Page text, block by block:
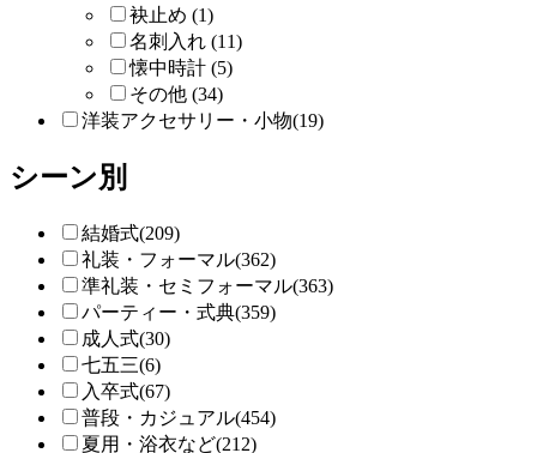
袂止め (1)
名刺入れ (11)
懐中時計 (5)
その他 (34)
洋装アクセサリー・小物(19)
シーン別
結婚式(209)
礼装・フォーマル(362)
準礼装・セミフォーマル(363)
パーティー・式典(359)
成人式(30)
七五三(6)
入卒式(67)
普段・カジュアル(454)
夏用・浴衣など(212)